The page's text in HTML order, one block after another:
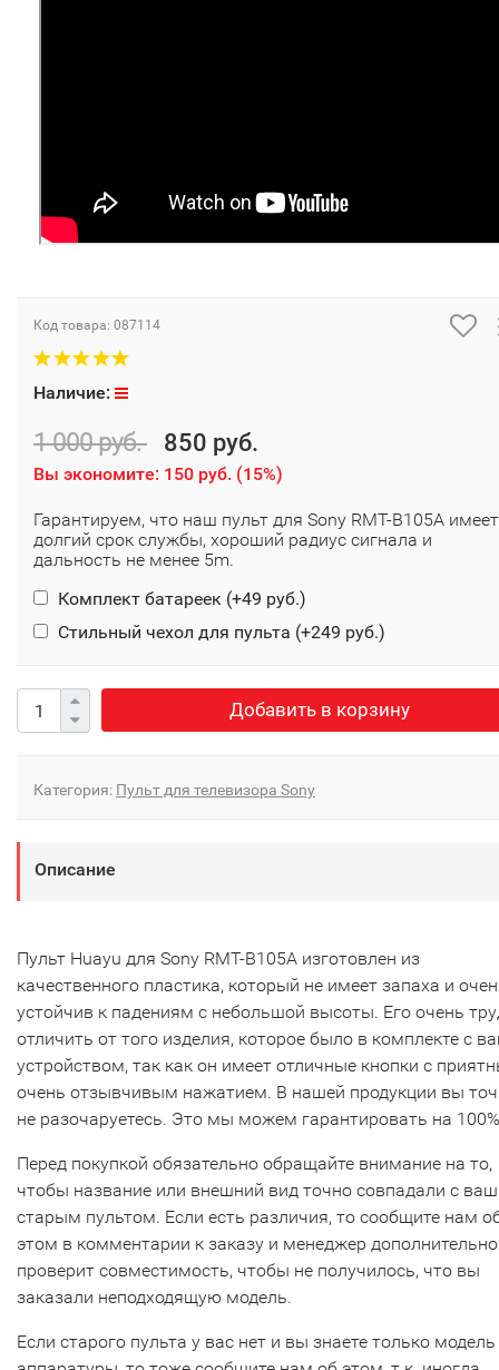
Код товара: 087114
Наличие:
1 000 руб. 850 руб.
Вы экономите: 150 руб. (15%)
Гарантируем, что наш пульт для Sony RMT-B105A имеет
долгий срок службы, хороший радиус сигнала и
дальность не менее 5m.
Комплект батареек (+49 руб.)
Стильный чехол для пульта (+249 руб.)
Добавить в корзину
Категория: Пульт для телевизора Sony
Описание
Пульт Huayu для Sony RMT-B105A изготовлен из
качественного пластика, который не имеет запаха и
устойчив к падениям с небольшой высоты. Его очень
отличить от того изделия, которое было в комплекте с
устройством, так как он имеет отличные кнопки с
очень отзывчивым нажатием. В нашей продукции вы
не разочаруетесь. Это мы можем гарантировать на
Перед покупкой обязательно обращайте внимание на то,
чтобы название или внешний вид точно совпадали с
старым пультом. Если есть различия, то сообщите нам
этом в комментарии к заказу и менеджер дополнительно
проверит совместимость, чтобы не получилось, что вы
заказали неподходящую модель.
Если старого пульта у вас нет и вы знаете только модель